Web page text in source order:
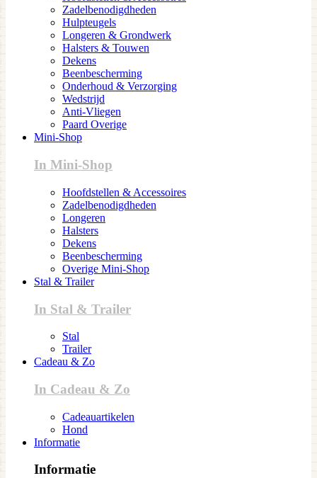
Zadelbenodigdheden
Hulpteugels
Longeren & Grondwerk
Halsters & Touwen
Dekens
Beenbescherming
Onderhoud & Verzorging
Wedstrijd
Anti-Vliegen
Paard Overige
Mini-Shop
In Mini-Shop
Hoofdstellen & Accessoires
Zadelbenodigdheden
Longeren
Halsters
Dekens
Beenbescherming
Overige Mini-Shop
Stal & Trailer
In Stal & Trailer
Stal
Trailer
Cadeau & Zo
In Cadeau & Zo
Cadeauartikelen
Hond
Informatie
Informatie